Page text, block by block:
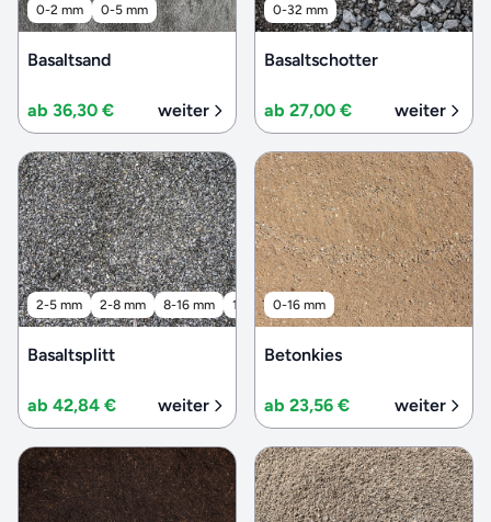
0-2 mm 0-5 mm
Basaltsand
ab 36,30 € weiter
0-32 mm
Basaltschotter
ab 27,00 € weiter
2-5 mm 2-8 mm 8-16 mm 16-32 mm 32-56 mm
Basaltsplitt
ab 42,84 € weiter
0-16 mm
Betonkies
ab 23,56 € weiter